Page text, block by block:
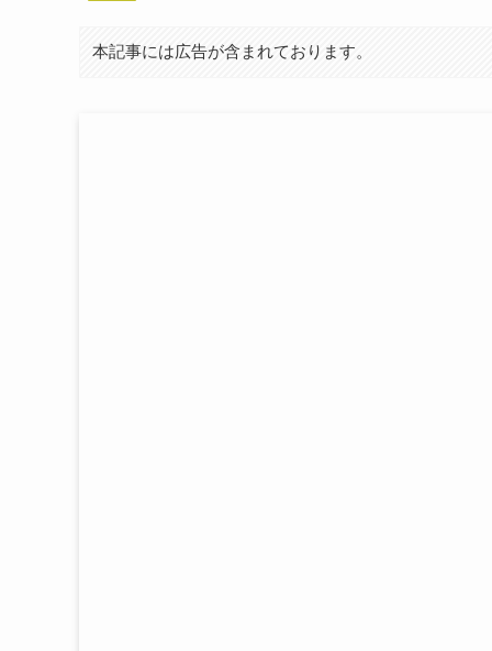
本記事には広告が含まれております。